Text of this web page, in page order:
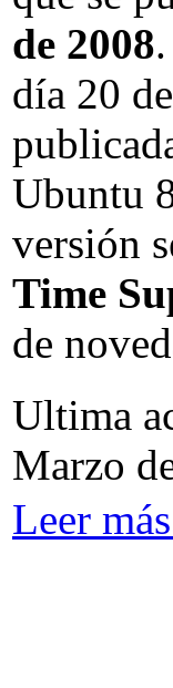
de 2008
día 20
Ubuntu
versión
Time
de
Ultima
Marzo
Leer